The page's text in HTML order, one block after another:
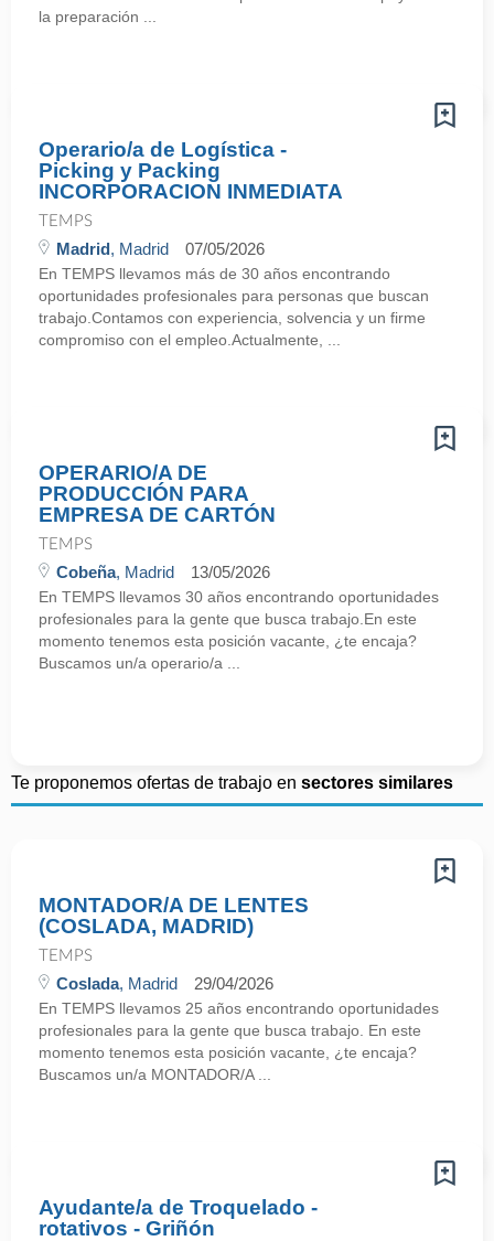
la preparación ...
Operario/a de Logística -
Picking y Packing
INCORPORACION INMEDIATA
TEMPS
Madrid, Madrid 07/05/2026
En TEMPS llevamos más de 30 años encontrando
oportunidades profesionales para personas que buscan
trabajo.Contamos con experiencia, solvencia y un firme
compromiso con el empleo.Actualmente, ...
OPERARIO/A DE
PRODUCCIÓN PARA
EMPRESA DE CARTÓN
TEMPS
Cobeña, Madrid 13/05/2026
En TEMPS llevamos 30 años encontrando oportunidades
profesionales para la gente que busca trabajo.En este
momento tenemos esta posición vacante, ¿te encaja?
Buscamos un/a operario/a ...
Te proponemos ofertas de trabajo en sectores similares
MONTADOR/A DE LENTES
(COSLADA, MADRID)
TEMPS
Coslada, Madrid 29/04/2026
En TEMPS llevamos 25 años encontrando oportunidades
profesionales para la gente que busca trabajo. En este
momento tenemos esta posición vacante, ¿te encaja?
Buscamos un/a MONTADOR/A ...
Ayudante/a de Troquelado -
rotativos - Griñón